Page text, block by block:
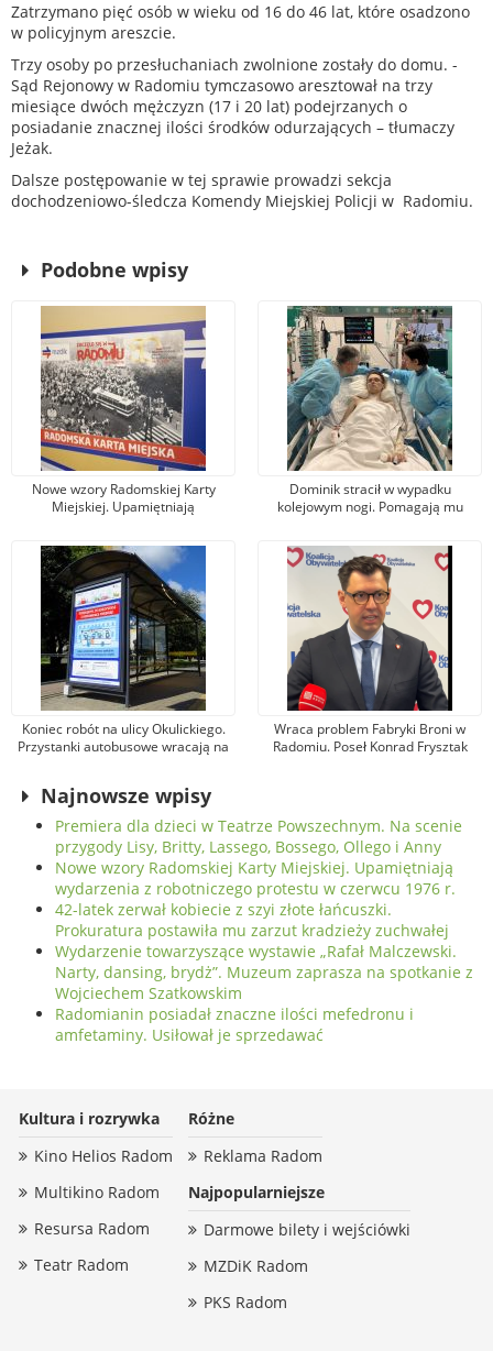
Zatrzymano pięć osób w wieku od 16 do 46 lat, które osadzono
w policyjnym areszcie.
Trzy osoby po przesłuchaniach zwolnione zostały do domu. -
Sąd Rejonowy w Radomiu tymczasowo aresztował na trzy
miesiące dwóch mężczyzn (17 i 20 lat) podejrzanych o
posiadanie znacznej ilości środków odurzających – tłumaczy
Jeżak.
Dalsze postępowanie w tej sprawie prowadzi sekcja
dochodzeniowo-śledcza Komendy Miejskiej Policji w Radomiu.
Podobne wpisy
Nowe wzory Radomskiej Karty
Miejskiej. Upamiętniają
protestu w czerwcu 1976 r.
Dominik stracił w wypadku
kolejowym nogi. Pomagają mu
przekazał na leczenie 100 tys. zł!
Koniec robót na ulicy Okulickiego.
Przystanki autobusowe wracają na
Wraca problem Fabryki Broni w
Radomiu. Poseł Konrad Frysztak
Najnowsze wpisy
Premiera dla dzieci w Teatrze Powszechnym. Na scenie
przygody Lisy, Britty, Lassego, Bossego, Ollego i Anny
Nowe wzory Radomskiej Karty Miejskiej. Upamiętniają
wydarzenia z robotniczego protestu w czerwcu 1976 r.
42-latek zerwał kobiecie z szyi złote łańcuszki.
Prokuratura postawiła mu zarzut kradzieży zuchwałej
Wydarzenie towarzyszące wystawie „Rafał Malczewski.
Narty, dansing, brydż”. Muzeum zaprasza na spotkanie z
Wojciechem Szatkowskim
Radomianin posiadał znaczne ilości mefedronu i
amfetaminy. Usiłował je sprzedawać
Kultura i rozrywka
Kino Helios Radom
Multikino Radom
Resursa Radom
Teatr Radom
Różne
Reklama Radom
Najpopularniejsze
Darmowe bilety i wejściówki
MZDiK Radom
PKS Radom